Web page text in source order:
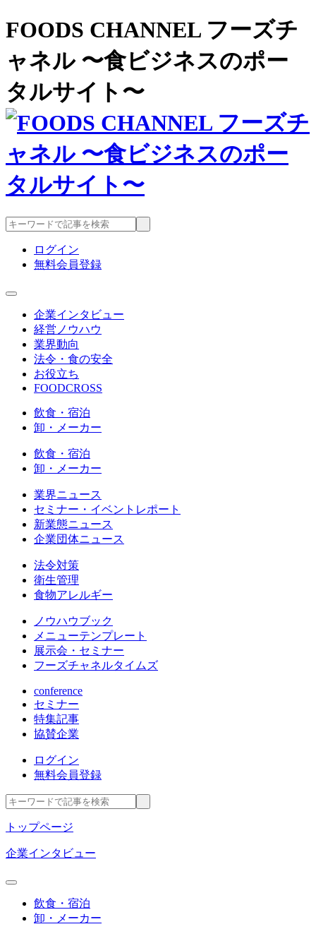
FOODS CHANNEL フーズチ
ャネル 〜食ビジネスのポー
タルサイト〜
ログイン
無料会員登録
企業インタビュー
経営ノウハウ
業界動向
法令・食の安全
お役立ち
FOODCROSS
飲食・宿泊
卸・メーカー
飲食・宿泊
卸・メーカー
業界ニュース
セミナー・イベントレポート
新業態ニュース
企業団体ニュース
法令対策
衛生管理
食物アレルギー
ノウハウブック
メニューテンプレート
展示会・セミナー
フーズチャネルタイムズ
conference
セミナー
特集記事
協賛企業
ログイン
無料会員登録
トップページ
企業インタビュー
飲食・宿泊
卸・メーカー